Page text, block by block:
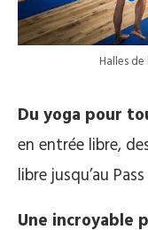
Halles
Du yoga pour
en entrée libre,
libre jusqu’au
Une incroyable